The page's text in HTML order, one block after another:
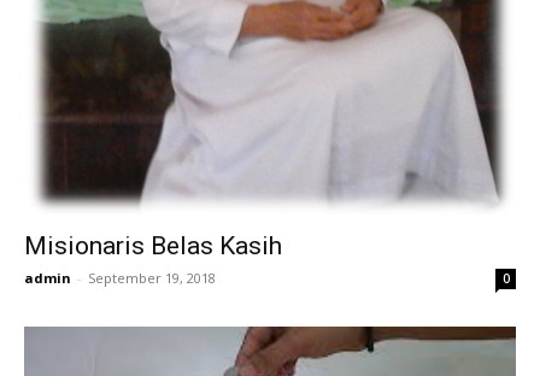
Misionaris Belas Kasih
admin - September 19, 2018 0